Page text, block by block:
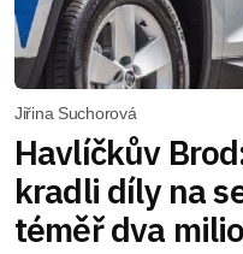
Jiřina Suchorová
Havlíčkův
kradli díly na
téměř dva